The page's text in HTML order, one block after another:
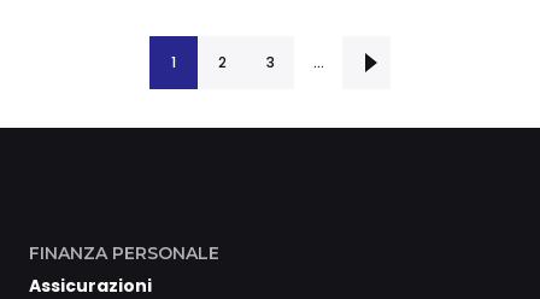
1 2 3 …
Successiva ›
FINANZA PERSONALE
Assicurazioni